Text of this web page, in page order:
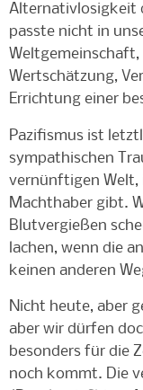
Alternativlosigkeit
passte nicht in
Wertschätzung,
Errichtung einer
Pazifismus ist
sympathischen
vernünftigen Welt,
Machthaber gibt.
Blutvergießen
lachen, wenn die
keinen anderen
Nicht heute, aber
aber wir dürfen
besonders für die
noch kommt. Die